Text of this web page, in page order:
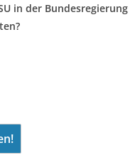
in der Bundesregierung